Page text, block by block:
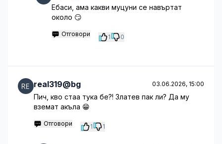
Ебаси, ама какви муцуни се навъртат
около 😏
Отговори 1 0
real319@bg 03.06.2026, 15:00
Пич, кво стаа тука бе?! Златев пак ли? Да му
вземат акъла 😁
Отговори 1 1